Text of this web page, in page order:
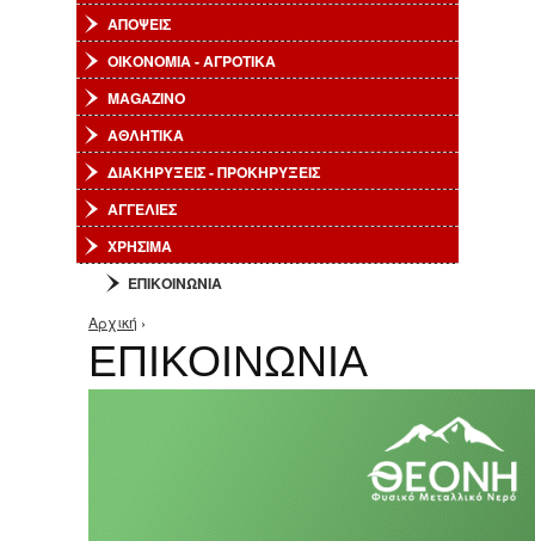
ΑΠΟΨΕΙΣ
ΟΙΚΟΝΟΜΙΑ - ΑΓΡΟΤΙΚΑ
MAGAZINO
ΑΘΛΗΤΙΚΑ
ΔΙΑΚΗΡΥΞΕΙΣ - ΠΡΟΚΗΡΥΞΕΙΣ
ΑΓΓΕΛΙΕΣ
ΧΡΗΣΙΜΑ
ΕΠΙΚΟΙΝΩΝΙΑ
Είστε εδώ
Αρχική ›
ΕΠΙΚΟΙΝΩΝΙΑ